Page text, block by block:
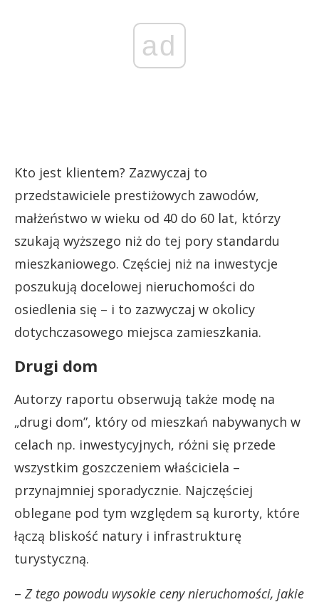
ad
Kto jest klientem? Zazwyczaj to
przedstawiciele prestiżowych zawodów,
małżeństwo w wieku od 40 do 60 lat, którzy
szukają wyższego niż do tej pory standardu
mieszkaniowego. Częściej niż na inwestycje
poszukują docelowej nieruchomości do
osiedlenia się – i to zazwyczaj w okolicy
dotychczasowego miejsca zamieszkania.
Drugi dom
Autorzy raportu obserwują także modę na
„drugi dom”, który od mieszkań nabywanych w
celach np. inwestycyjnych, różni się przede
wszystkim goszczeniem właściciela –
przynajmniej sporadycznie. Najczęściej
oblegane pod tym względem są kurorty, które
łączą bliskość natury i infrastrukturę
turystyczną.
– Z tego powodu wysokie ceny nieruchomości, jakie